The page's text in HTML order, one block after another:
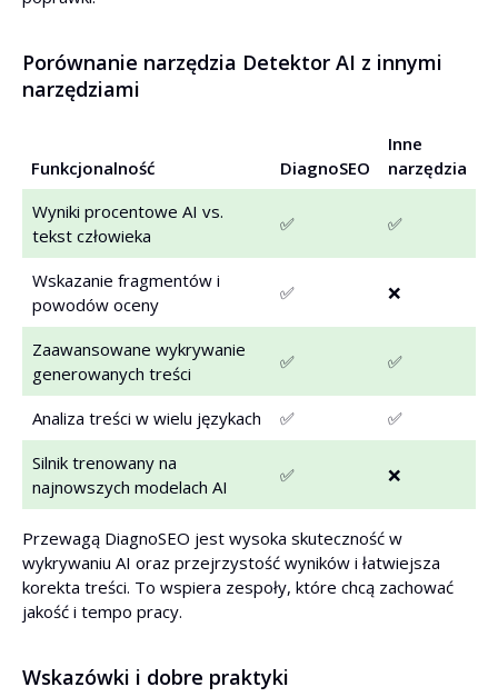
Porównanie narzędzia Detektor AI z innymi
narzędziami
Funkcjonalność DiagnoSEO
Inne
narzędzia
Wyniki procentowe AI vs.
tekst człowieka
✅ ✅
Wskazanie fragmentów i
powodów oceny
✅ ❌
Zaawansowane wykrywanie
generowanych treści
✅ ✅
Analiza treści w wielu językach ✅
✅
Silnik trenowany na
najnowszych modelach AI
✅ ❌
Przewagą DiagnoSEO jest wysoka skuteczność w
wykrywaniu AI oraz przejrzystość wyników i łatwiejsza
korekta treści. To wspiera zespoły, które chcą zachować
jakość i tempo pracy.
Wskazówki i dobre praktyki